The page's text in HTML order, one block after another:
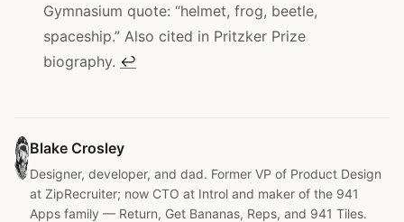
Gymnasium quote: “helmet, frog, beetle,
spaceship.” Also cited in Pritzker Prize
biography. ↩
Blake Crosley
Designer, developer, and dad. Former VP of Product Design
at ZipRecruiter; now CTO at Introl and maker of the 941
Apps family — Return, Get Bananas, Reps, and 941 Tiles.